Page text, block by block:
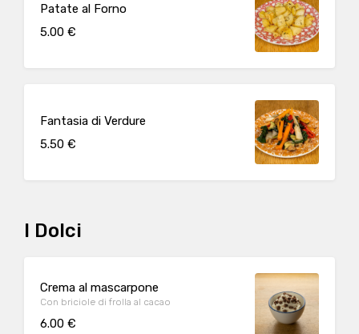
Patate al Forno
5.00 €
Fantasia di Verdure
5.50 €
I Dolci
Crema al mascarpone
Con briciole di frolla al cacao
6.00 €